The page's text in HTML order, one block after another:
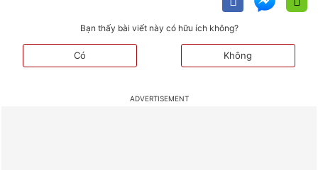
Bạn thấy bài viết này có hữu ích không?
Có Không